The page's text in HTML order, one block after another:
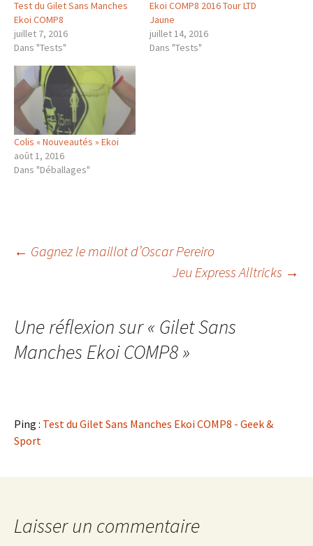
Test du Gilet Sans Manches
Ekoi COMP8
juillet 7, 2016
Dans "Tests"
Ekoi COMP8 2016 Tour LTD
Jaune
juillet 14, 2016
Dans "Tests"
Colis « Nouveautés » Ekoi
août 1, 2016
Dans "Déballages"
Navigation
articles
← Gagnez le maillot d’Oscar Pereiro
Jeu Express Alltricks →
Une réflexion sur « Gilet Sans
Manches Ekoi COMP8»
Ping : Test du Gilet Sans Manches Ekoi COMP8 - Geek &
Sport
Laisser un commentaire